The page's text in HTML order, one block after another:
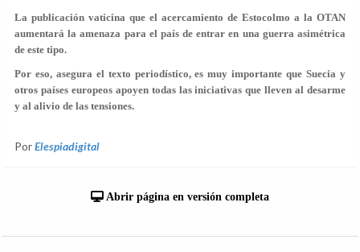
La publicación vaticina que el acercamiento de Estocolmo a la OTAN
aumentará la amenaza para el país de entrar en una guerra asimétrica
de este tipo.
Por eso, asegura el texto periodístico, es muy importante que Suecia y
otros países europeos apoyen todas las iniciativas que lleven al desarme
y al alivio de las tensiones.
PorElespiadigital
Abrir página en versión completa